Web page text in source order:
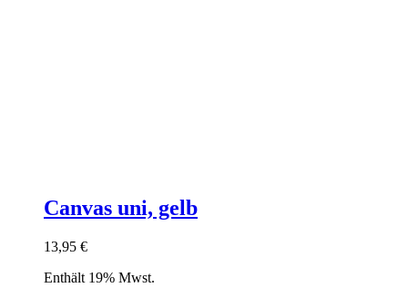
Canvas uni, gelb
13,95 €
Enthält 19% Mwst.